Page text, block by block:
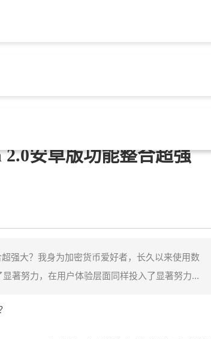
安卓版功能整合超强
强大？我身为加密货币爱好者，长久以来使用数
著努力，在用户体验层面同样投入了显著努力...